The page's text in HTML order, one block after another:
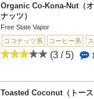
Organic Co-Kona-Nut（
ナッツ）
Free State Vapor
ココナッツ系
コーヒー系
(3 / 5) 1
Toasted Coconut（トース